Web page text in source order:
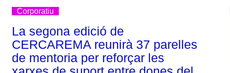
Corporatiu
La segona edició de
CERCAREMA reunirà 37 parelles
de mentoria per reforçar les